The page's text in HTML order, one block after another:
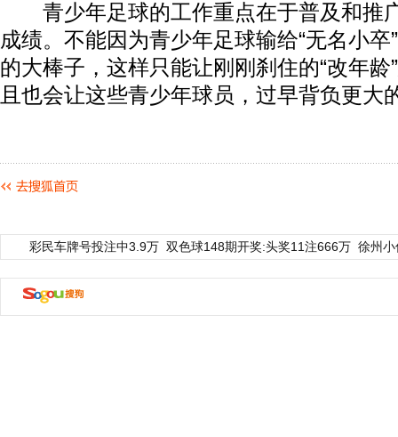
青少年足球的工作重点在于普及和推
成绩。不能因为青少年足球输给“无名小卒
的大棒子，这样只能让刚刚刹住的“改年龄
且也会让这些青少年球员，过早背负更大
彩民车牌号投注中3.9万 双色球148期开奖:头奖11注666万 徐州